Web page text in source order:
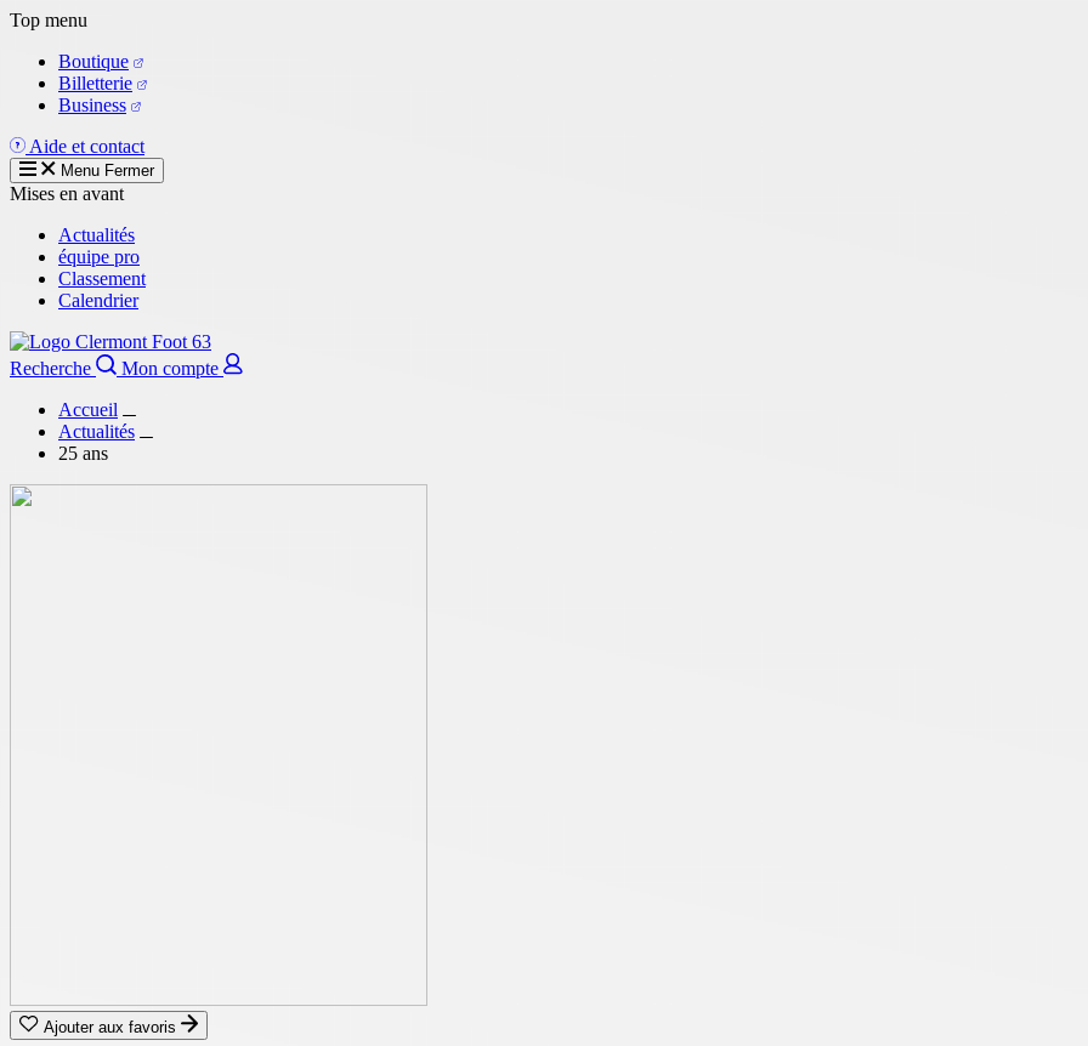
Aller
contenu
principal
Top menu
Boutique
Billetterie
Business
Aide et contact
Menu Fermer
Mises en avant
Actualités
équipe pro
Classement
Calendrier
Recherche
Mon compte
Accueil
Actualités
25 ans
Ajouter aux favoris